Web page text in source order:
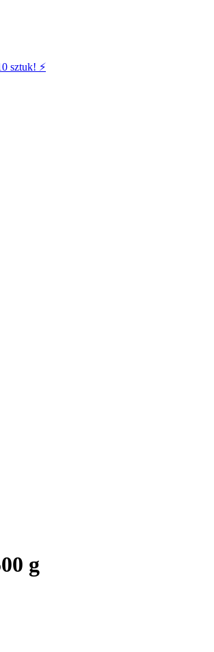
sztuk! ⚡️
g